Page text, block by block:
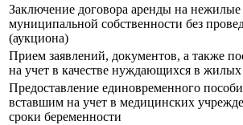
Заключение договора аренды на
муниципальной собственности без
(аукциона)
Прием заявлений, документов, а также
на учет в качестве нуждающихся в
Предоставление единовременного
вставшим на учет в медицинских
сроки беременности